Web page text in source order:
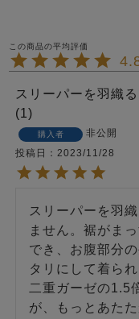
スリーパーを羽織
1
購入者
非公開
投稿日
2023/11/28
スリーパーを羽
ません。裾がま
でき、お腹部分
タリにして着られ
二重ガーゼの1.5
が、もっとあた